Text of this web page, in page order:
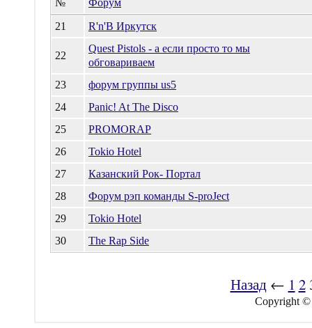
№
Форум
21
R'n'B Иркутск
22
Quest Pistols - а если просто то мы
обговариваем
23
форум группы us5
24
Panic! At The Disco
25
PROMORAP
26
Tokio Hotel
27
Казанский Рок- Портал
28
Форум рэп команды S-proJect
29
Tokio Hotel
30
The Rap Side
Назад← 1 2
Copyright